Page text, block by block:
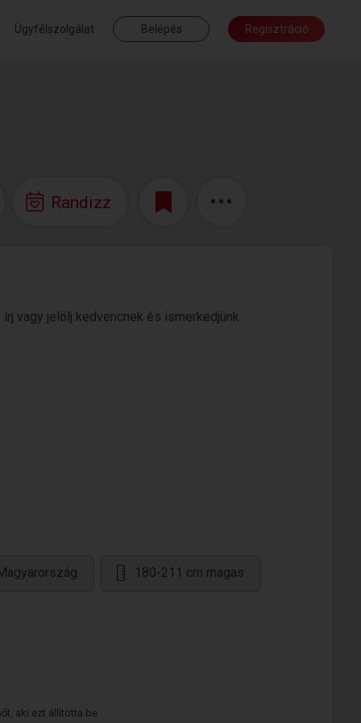
Ügyfélszolgálat Belépés Regisztráció
Randizz
vagy jelölj kedvencnek és ismerkedjünk.
180-211 cm magas
aki ezt állította be.